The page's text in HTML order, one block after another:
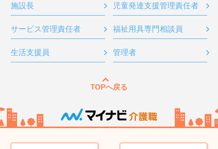
施設長 児童発達支援管理責任者
サービス管理責任者 福祉用具専門相談員
生活支援員 管理者
TOPへ戻る